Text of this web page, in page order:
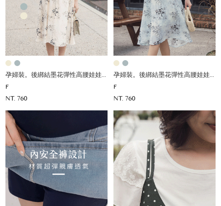
孕婦裝。後綁結墨花彈性高腰娃娃洋
F
NT. 760
孕婦裝。後綁結墨花彈性高腰娃娃洋
F
NT. 760